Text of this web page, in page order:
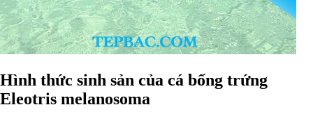
Hình thức sinh sản của cá bống trứng
Eleotris melanosoma